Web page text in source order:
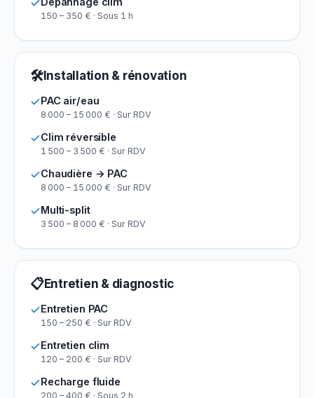
150 – 350 € · Sous 1 h
🛠Installation & rénovation
PAC air/eau
8 000 – 15 000 € · Sur RDV
Clim réversible
1 500 – 3 500 € · Sur RDV
Chaudière → PAC
8 000 – 15 000 € · Sur RDV
Multi-split
3 500 – 8 000 € · Sur RDV
📋Entretien & diagnostic
Entretien PAC
150 – 250 € · Sur RDV
Entretien clim
120 – 200 € · Sur RDV
Recharge fluide
200 – 400 € · Sous 2 h